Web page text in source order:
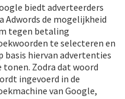
biedt adverteerders
Adwords de mogelijkheid
tegen betaling
te selecteren en
basis hiervan advertenties
tonen. Zodra dat woord
ingevoerd in de
van Google,